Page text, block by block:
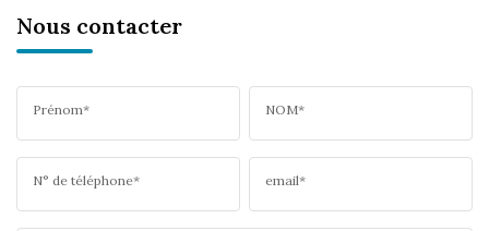
Nous contacter
Prénom* NOM*
N° de téléphone* email*